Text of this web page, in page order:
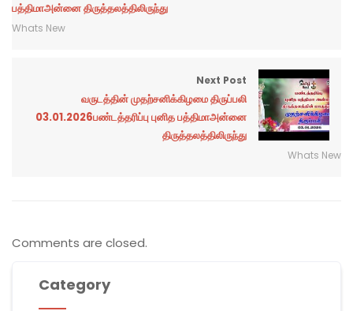
பத்திமாஅன்னை திருத்தலத்திலிருந்து
Whats New
Next Post
வருடத்தின் முதற்சனிக்கிழமை திருப்பலி
03.01.2026பண்டத்தரிப்பு புனித பத்திமாஅன்னை
திருத்தலத்திலிருந்து
Whats New
Comments are closed.
Category